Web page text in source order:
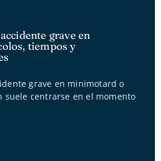
grave en
tiempos y
grave en minimotard o
suele centrarse en el momento